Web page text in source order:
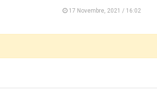
17 Novembre, 2021 / 16:02